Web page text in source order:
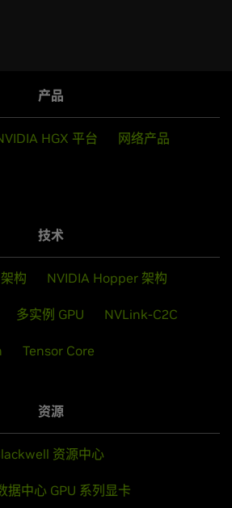
产品
HGX 平台 网络产品
技术
构 NVIDIA Hopper 架构
多实例 GPU NVLink-C2C
Tensor Core
资源
资源中心
据中心 GPU 系列显卡